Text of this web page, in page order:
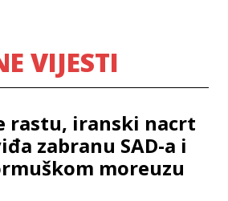
VIJESTI
rastu, iranski nacrt
zabranu SAD-a i
moreuzu